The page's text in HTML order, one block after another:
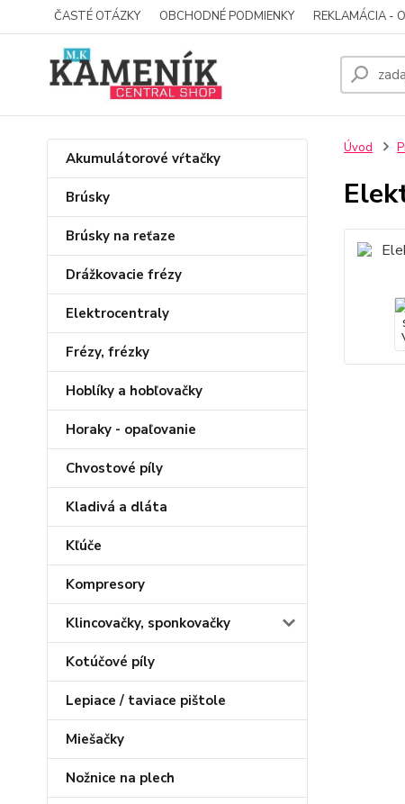
ČASTÉ OTÁZKY OBCHODNÉ PODMIENKY REKLAMÁCIA -
Akumulátorové vŕtačky
Brúsky
Brúsky na reťaze
Drážkovacie frézy
Elektrocentraly
Frézy, frézky
Hoblíky a hobľovačky
Horaky - opaľovanie
Chvostové píly
Kladivá a dláta
Kľúče
Kompresory
Klincovačky, sponkovačky
Kotúčové píly
Lepiace / taviace pištole
Miešačky
Nožnice na plech
Úvod